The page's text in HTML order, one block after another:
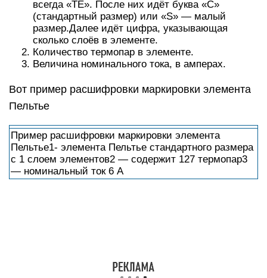
всегда «TE». После них идёт буква «C»
(стандартный размер) или «S» — малый
размер.Далее идёт цифра, указывающая
сколько слоёв в элементе.
Количество термопар в элементе.
Величина номинального тока, в амперах.
Вот пример расшифровки маркировки элемента
Пельтье
Пример расшифровки маркировки элемента
Пельтье1- элемента Пельтье стандартного размера
с 1 слоем элементов2 — содержит 127 термопар3
— номинальный ток 6 А